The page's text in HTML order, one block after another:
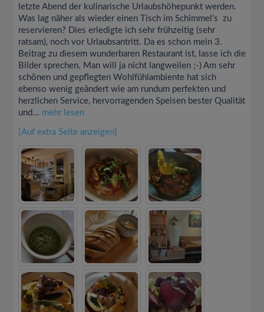
letzte Abend der kulinarische Urlaubshöhepunkt werden.
Was lag näher als wieder einen Tisch im Schimmel’s zu
reservieren? Dies erledigte ich sehr frühzeitig (sehr
ratsam), noch vor Urlaubsantritt. Da es schon mein 3.
Beitrag zu diesem wunderbaren Restaurant ist, lasse ich die
Bilder sprechen. Man will ja nicht langweilen ;-) Am sehr
schönen und gepflegten Wohlfühlambiente hat sich
ebenso wenig geändert wie am rundum perfekten und
herzlichen Service, hervorragenden Speisen bester Qualität
und... mehr lesen
[Auf extra Seite anzeigen]